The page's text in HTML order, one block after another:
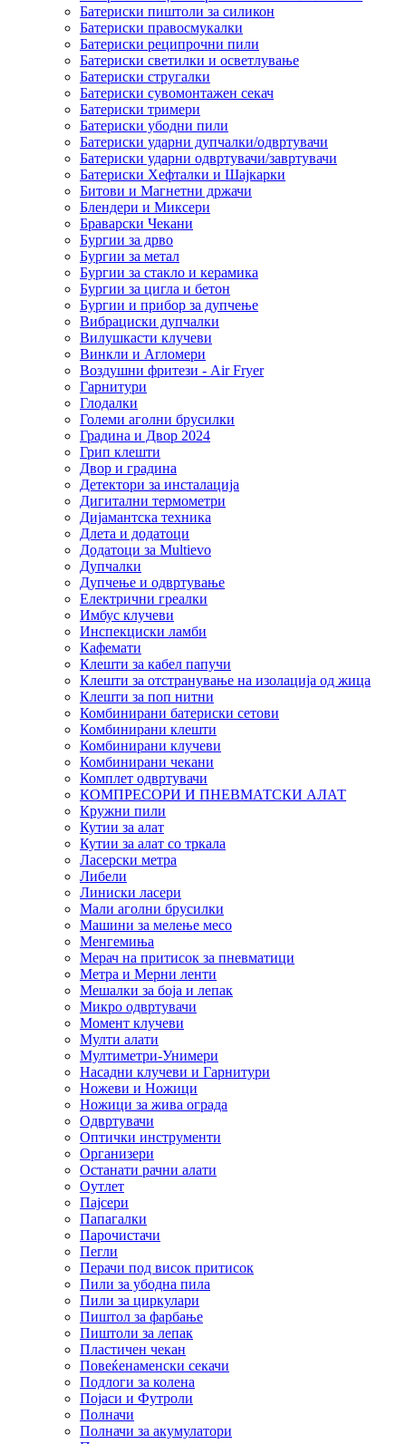
Батериски пиштоли за силикон
Батериски правосмукалки
Батериски реципрочни пили
Батериски светилки и осветлување
Батериски стругалки
Батериски сувомонтажен секач
Батериски тримери
Батериски убодни пили
Батериски ударни дупчалки/одвртувачи
Батериски ударни одвртувачи/завртувачи
Батериски Хефталки и Шајкарки
Битови и Магнетни држачи
Блендери и Миксери
Браварски Чекани
Бургии за дрво
Бургии за метал
Бургии за стакло и керамика
Бургии за цигла и бетон
Бургии и прибор за дупчење
Вибрациски дупчалки
Вилушкасти клучеви
Винкли и Агломери
Воздушни фритези - Air Fryer
Гарнитури
Глодалки
Големи аголни брусилки
Градина и Двор 2024
Грип клешти
Двор и градина
Детектори за инсталација
Дигитални термометри
Дијамантска техника
Длета и додатоци
Додатоци за Multievo
Дупчалки
Дупчење и одвртување
Електрични греалки
Имбус клучеви
Инспекциски ламби
Кафемати
Клешти за кабел папучи
Клешти за отстранување на изолација од жица
Клешти за поп нитни
Комбинирани батериски сетови
Комбинирани клешти
Комбинирани клучеви
Комбинирани чекани
Комплет одвртувачи
КОМПРЕСОРИ И ПНЕВМАТСКИ АЛАТ
Кружни пили
Кутии за алат
Кутии за алат со тркала
Ласерски метра
Либели
Линиски ласери
Мали аголни брусилки
Машини за мелење месо
Менгемиња
Мерач на притисок за пневматици
Метра и Мерни ленти
Мешалки за боја и лепак
Микро одвртувачи
Момент клучеви
Мулти алати
Мултиметри-Унимери
Насадни клучеви и Гарнитури
Ножеви и Ножици
Ножици за жива ограда
Одвртувачи
Оптички инструменти
Организери
Останати рачни алати
Оутлет
Пајсери
Папагалки
Парочистачи
Пегли
Перачи под висок притисок
Пили за убодна пила
Пили за циркулари
Пиштол за фарбање
Пиштоли за лепак
Пластичен чекан
Повеќенаменски секачи
Подлоги за колена
Појаси и Футроли
Полначи
Полначи за акумулатори